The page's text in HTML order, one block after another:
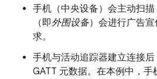
手机（中央设备）会主动扫描
（即外围设备）会进行广告
求。
手机与活动追踪器建立连接
GATT 元数据。在本例中，